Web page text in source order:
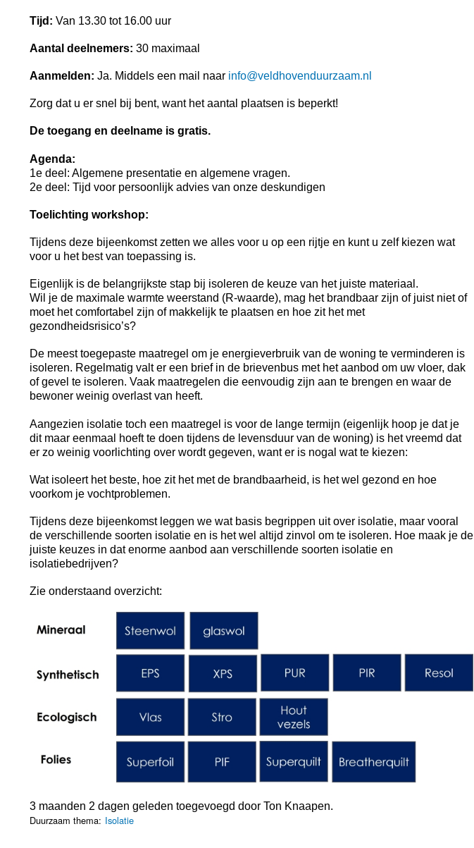
Tijd: Van 13.30 tot 16.00 uur
Aantal deelnemers: 30 maximaal
Aanmelden: Ja. Middels een mail naar info@veldhovenduurzaam.nl
Zorg dat u er snel bij bent, want het aantal plaatsen is beperkt!
De toegang en deelname is gratis.
Agenda:
1e deel: Algemene presentatie en algemene vragen.
2e deel: Tijd voor persoonlijk advies van onze deskundigen
Toelichting workshop:
Tijdens deze bijeenkomst zetten we alles voor u op een rijtje en kunt u zelf kiezen wat
voor u het best van toepassing is.
Eigenlijk is de belangrijkste stap bij isoleren de keuze van het juiste materiaal.
Wil je de maximale warmte weerstand (R-waarde), mag het brandbaar zijn of juist niet of
moet het comfortabel zijn of makkelijk te plaatsen en hoe zit het met
gezondheidsrisico’s?
De meest toegepaste maatregel om je energieverbruik van de woning te verminderen is
isoleren. Regelmatig valt er een brief in de brievenbus met het aanbod om uw vloer, dak
of gevel te isoleren. Vaak maatregelen die eenvoudig zijn aan te brengen en waar de
bewoner weinig overlast van heeft.
Aangezien isolatie toch een maatregel is voor de lange termijn (eigenlijk hoop je dat je
dit maar eenmaal hoeft te doen tijdens de levensduur van de woning) is het vreemd dat
er zo weinig voorlichting over wordt gegeven, want er is nogal wat te kiezen:
Wat isoleert het beste, hoe zit het met de brandbaarheid, is het wel gezond en hoe
voorkom je vochtproblemen.
Tijdens deze bijeenkomst leggen we wat basis begrippen uit over isolatie, maar vooral
de verschillende soorten isolatie en is het wel altijd zinvol om te isoleren. Hoe maak je de
juiste keuzes in dat enorme aanbod aan verschillende soorten isolatie en
isolatiebedrijven?
Zie onderstaand overzicht:
3 maanden 2 dagen geleden toegevoegd door Ton Knaapen.
Duurzaam thema: Isolatie